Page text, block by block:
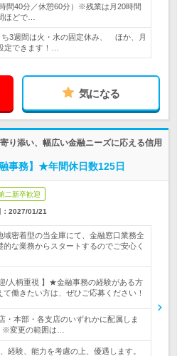
間40分／休憩60分）※残業は月20時間
ほどで…
3週間は火・水の固定休み、 ほか、月
定できます！…
気になる
り添い、幅広い金融ニーズに応える信用
事務】★年間休日数125日
二新卒歓迎
2027/01/21
域密着型の当金庫にて、金融窓口業務全
な業務からスタートするのでご安心く
/人柄重視 】★金融事務の経験がある方
働きたい方は、ぜひご応募ください！
本部・各支店のいずれかに配属しま
※変更の範囲は…
経験、能力を考慮の上、優遇します。